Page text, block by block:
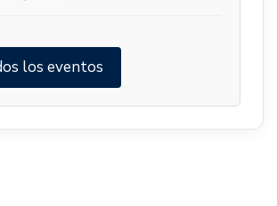
los eventos